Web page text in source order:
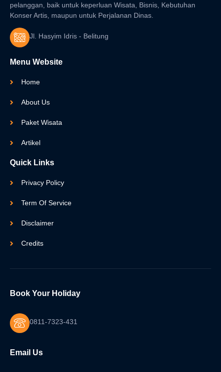
pelanggan, baik untuk keperluan Wisata, Bisnis, Kebutuhan
Konser Artis, maupun untuk Perjalanan Dinas.
Jl. Hasyim Idris - Belitung
Menu Website
Home
About Us
Paket Wisata
Artikel
Quick Links
Privacy Policy
Term Of Service
Disclaimer
Credits
Book Your Holiday
0811-7323-431
Email Us